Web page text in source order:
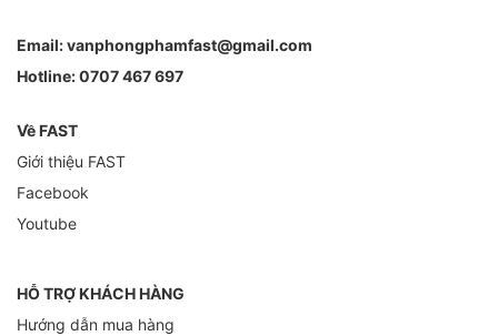
Email:vanphongphamfast@gmail.com
Hotline:0707 467 697
Về FAST
Giới thiệu FAST
Facebook
Youtube
HỖ TRỢ KHÁCH HÀNG
Hướng dẫn mua hàng